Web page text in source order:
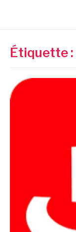
Étiquette :